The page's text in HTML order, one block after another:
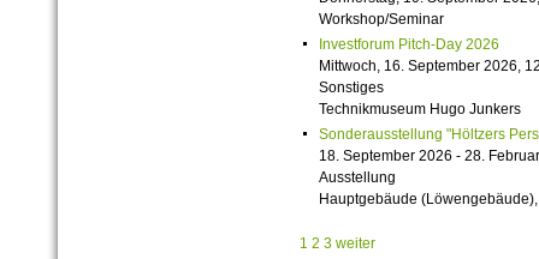
Workshop/Seminar
Investforum Pitch-Day 2026
Mittwoch, 16. September 2026,
Sonstiges
Technikmuseum Hugo Junkers
Sonderausstellung "Höltzers
18. September 2026 - 28.
Ausstellung
Hauptgebäude
1 2 3 weiter